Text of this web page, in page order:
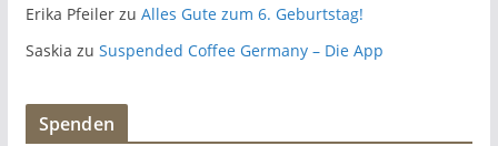
Erika Pfeilerzu Alles Gute zum 6. Geburtstag!
Saskia zu Suspended Coffee Germany – Die App
Spenden